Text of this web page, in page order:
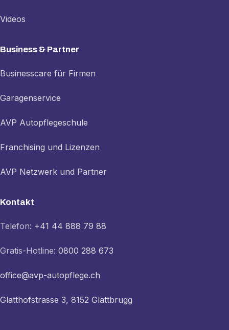
Videos
Business & Partner
Businesscare für Firmen
Garagenservice
AVP Autopflegeschule
Franchising und Lizenzen
AVP Netzwerk und Partner
Kontakt
Telefon: +41 44 888 79 88
Gratis-Hotline: 0800 288 673
office@avp-autopflege.ch
Glatthofstrasse 3, 8152 Glattbrugg